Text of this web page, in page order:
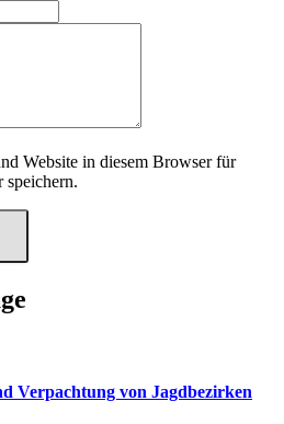
Website in diesem Browser für
speichern.
Verpachtung von Jagdbezirken